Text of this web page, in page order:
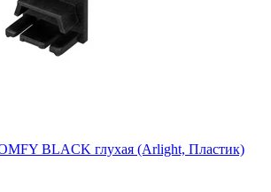
BLACK глухая (Arlight, Пластик)